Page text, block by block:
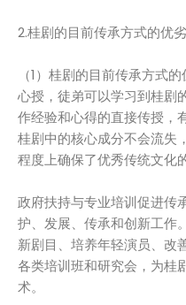
2.桂剧的目前传承方式的优
（1）桂剧的目前传承方式
心授，徒弟可以学习到桂剧
作经验和心得的直接传授，
桂剧中的核心成分不会流失
程度上确保了优秀传统文化
政府扶持与专业培训促进传
护、发展、传承和创新工作
新剧目、培养年轻演员、改
各类培训班和研究会，为桂
术。